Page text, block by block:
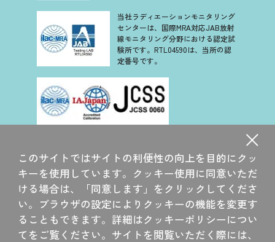
当社ラディエーションモニタリング
センターは、国際MRA対応JAB放射
線モニタリング分野における認定試
験所です。RTL04590は、当所の認
定番号です。
定されています。JCSS を運営している認定機関(IAJapan)
は、アジア太平洋認定協力機構(APAC)及び国際試験所認定協
力機構(ILAC)の相互承認に署名しています。
当社大洗研究所は、国際 MRA 対応 JCSS 認定事業者です。
JCSS 0060 は、当所の認定番号です。
このサイトではサイトの利便性の向上を目的にクッ
キーを使用しています。クッキー使用に同意いただ
ける場合は、「同意します」をクリックしてくださ
い。ブラウザの設定によりクッキーの機能を変更す
ることもできます。詳細はクッキーポリシーについ
てをご覧ください。サイトを閲覧いただく際には、